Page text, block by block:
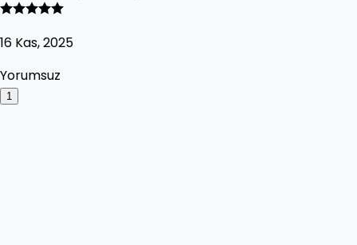
16 Kas, 2025
Yorumsuz
1